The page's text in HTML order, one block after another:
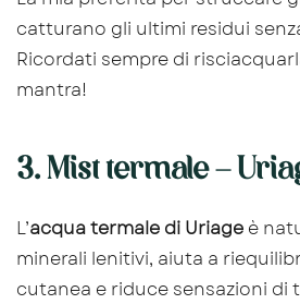
catturano gli ultimi residui
Ricordati sempre di
mantra!
3. Mist termale –
L’acqua termale di Uriage è
minerali lenitivi, aiuta a
cutanea e riduce sensazioni di